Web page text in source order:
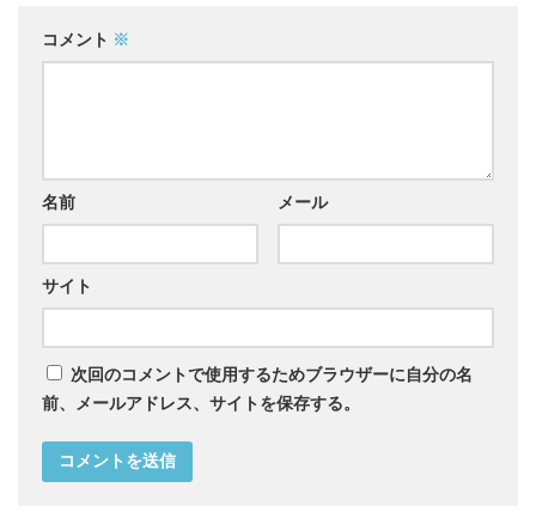
コメント ※
名前 メール
サイト
次回のコメントで使用するためブラウザーに自分の名
前、メールアドレス、サイトを保存する。